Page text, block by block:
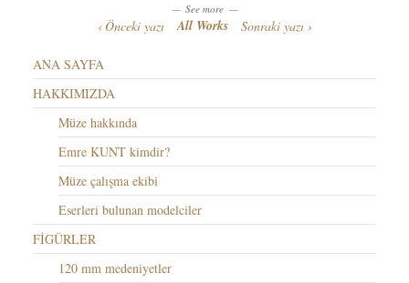
See more
Önceki yazı All Works Sonraki yazı
ANA SAYFA
HAKKIMIZDA
Müze hakkında
Emre KUNT kimdir?
Müze çalışma ekibi
Eserleri bulunan modelciler
FİGÜRLER
120 mm medeniyetler